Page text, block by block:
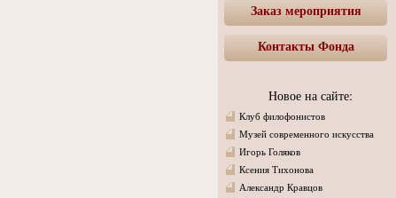
Заказ мероприятия
Контакты Фонда
Новое на сайте:
Клуб филофонистов
Музей современного искусства
Игорь Голяков
Ксения Тихонова
Александр Кравцов